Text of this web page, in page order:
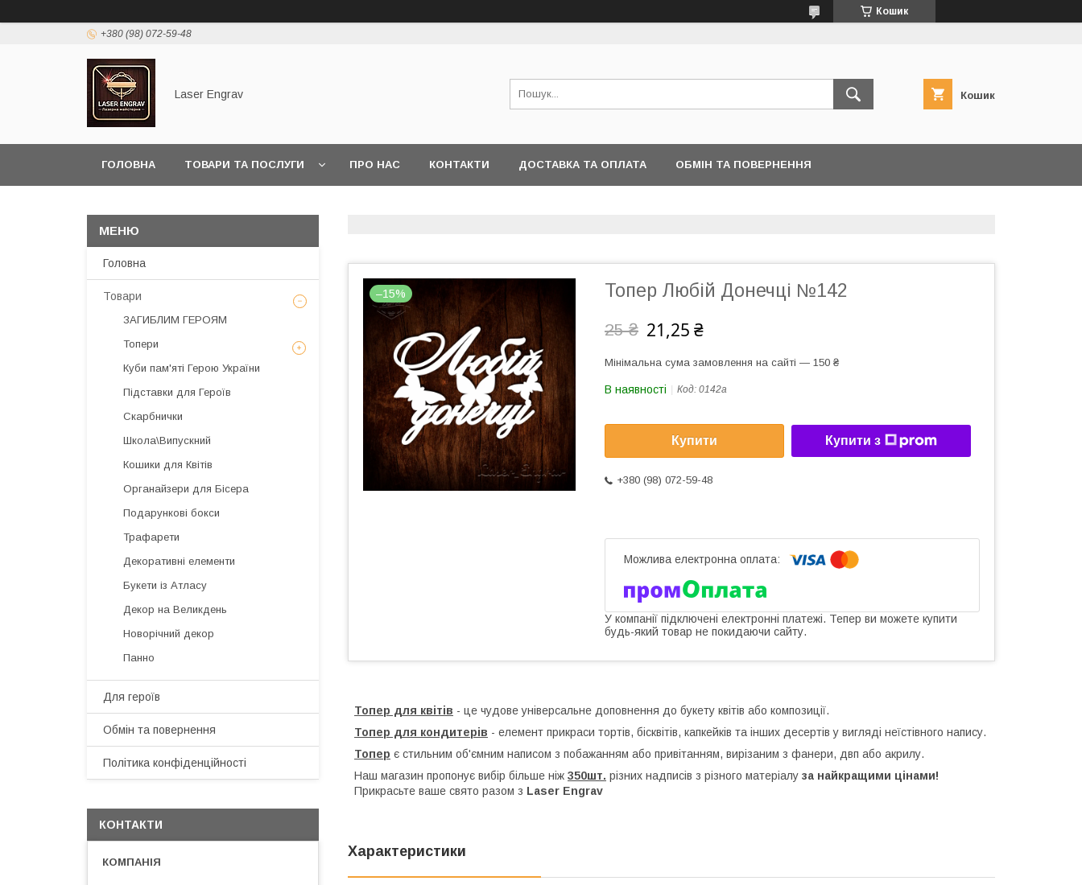
Кошик
+380 (98) 072-59-48
Laser Engrav Кошик
ГОЛОВНА ТОВАРИ ТА ПОСЛУГИ ПРО НАС КОНТАКТИ ДОСТАВКА ТА ОПЛАТА ОБМІН ТА ПОВЕРНЕННЯ
–15% Топер Любій Донечці №142
25 ₴ 21,25 ₴
Мінімальна сума замовлення на сайті — 150 ₴
В наявності Код: 0142a
Купити Купити з
+380 (98) 072-59-48
У компанії підключені електронні платежі. Тепер ви можете купити
будь-який товар не покидаючи сайту.
Топер для квітів - це чудове універсальне доповнення до букету квітів або композиції.
Топер для кондитерів - елемент прикраси тортів, бісквітів, капкейків та інших десертів у вигляді неїстівного напису.
Топер є стильним об'ємним написом з побажанням або привітанням, вирізаним з фанери, двп або акрилу.
Наш магазин пропонує вибір більше ніж 350шт. різних надписів з різного матеріалу за найкращими цінами!
Прикрасьте ваше свято разом з Laser Engrav
Характеристики
Головна
Товари
ЗАГИБЛИМ ГЕРОЯМ
Топери
Куби пам'яті Герою України
Підставки для Героїв
Скарбнички
Школа\Випускний
Кошики для Квітів
Органайзери для Бісера
Подарункові бокси
Трафарети
Декоративні елементи
Букети із Атласу
Декор на Великдень
Новорічний декор
Панно
Для героїв
Обмін та повернення
Політика конфіденційності
КОНТАКТИ